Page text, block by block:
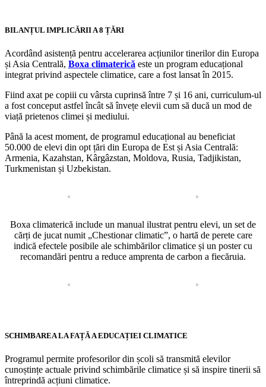
BILANȚUL IMPLICĂRII A 8 ȚĂRI
Acordând asistență pentru accelerarea acțiunilor tinerilor din Europa
și Asia Centrală, Boxa climaterică este un program educațional
integrat privind aspectele climatice, care a fost lansat în 2015.
Fiind axat pe copiii cu vârsta cuprinsă între 7 și 16 ani, curriculum-ul
a fost conceput astfel încât să învețe elevii cum să ducă un mod de
viață prietenos climei și mediului.
Până la acest moment, de programul educațional au beneficiat
50.000 de elevi din opt țări din Europa de Est și Asia Centrală:
Armenia, Kazahstan, Kârgâzstan, Moldova, Rusia, Tadjikistan,
Turkmenistan și Uzbekistan.
Boxa climaterică include un manual ilustrat pentru elevi, un set de
cărți de jucat numit „Chestionar climatic”, o hartă de perete care
indică efectele posibile ale schimbărilor climatice și un poster cu
recomandări pentru a reduce amprenta de carbon a fiecăruia.
SCHIMBAREA LA FAȚĂ A EDUCAȚIEI CLIMATICE
Programul permite profesorilor din școli să transmită elevilor
cunoștințe actuale privind schimbările climatice și să inspire tinerii să
întreprindă acțiuni climatice.